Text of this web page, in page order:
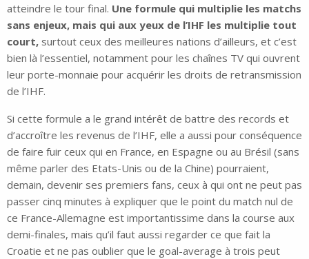
atteindre le tour final. Une formule qui multiplie les matchs
sans enjeux, mais qui aux yeux de l’IHF les multiplie tout
court, surtout ceux des meilleures nations d’ailleurs, et c’est
bien là l’essentiel, notamment pour les chaînes TV qui ouvrent
leur porte-monnaie pour acquérir les droits de retransmission
de l’IHF.
Si cette formule a le grand intérêt de battre des records et
d’accroître les revenus de l’IHF, elle a aussi pour conséquence
de faire fuir ceux qui en France, en Espagne ou au Brésil (sans
même parler des Etats-Unis ou de la Chine) pourraient,
demain, devenir ses premiers fans, ceux à qui ont ne peut pas
passer cinq minutes à expliquer que le point du match nul de
ce France-Allemagne est importantissime dans la course aux
demi-finales, mais qu’il faut aussi regarder ce que fait la
Croatie et ne pas oublier que le goal-average à trois peut